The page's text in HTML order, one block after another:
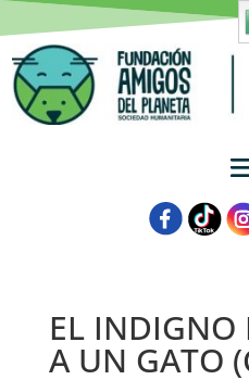
EL INDIGNO
A UN GATO